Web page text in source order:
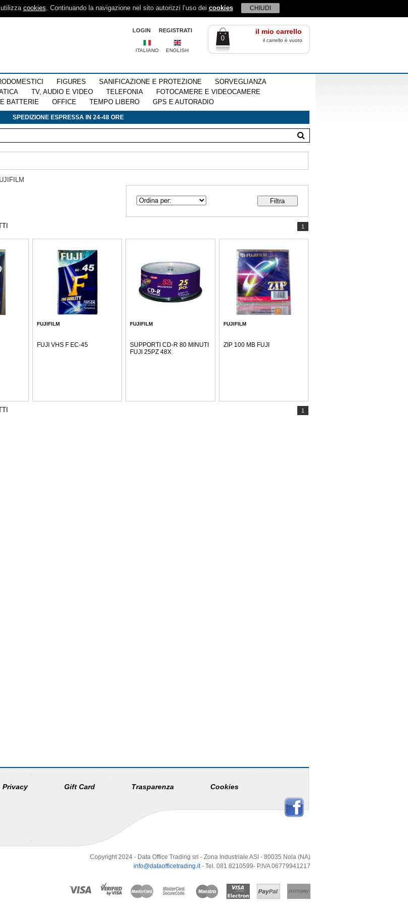
cookies. Continuando la navigazione nel sito autorizzi l’uso dei cookies CHIUDI
il mio carrello
0 il carrello è vuoto
REGISTRATI
LOGIN
ITALIANO ENGLISH
FIGURES SANIFICAZIONE E PROTEZIONE
SORVEGLIANZA
TV, AUDIO E VIDEO TELEFONIA
FOTOCAMERE E VIDEOCAMERE
BATTERIE
OFFICE TEMPO LIBERO GPS E AUTORADIO
SPEDIZIONE ESPRESSA IN 24-48 ORE
1
FUJIFILM
FUJI VHS F EC-45
FUJIFILM
SUPPORTI CD-R 80 MINUTI
FUJI 25PZ 48X
FUJIFILM
ZIP 100 MB FUJI
1
Privacy Gift Card Trasparenza Cookies
Copyright 2024 - Data Office Trading srl - Zona Industriale ASI - 80035 Nola (NA)
info@dataofficetrading.it- Tel. 081 8210599- P.IVA 06779941217